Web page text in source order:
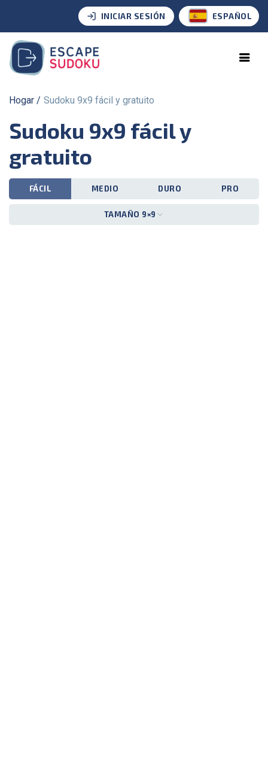
INICIAR SESIÓN ESPAÑOL
Hogar Sudoku 9x9 fácil y gratuito
Sudoku 9x9 fácil y
gratuito
FÁCIL MEDIO DURO PRO
TAMAÑO 9×9